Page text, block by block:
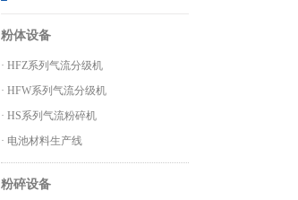
粉体设备
· HFZ系列气流分级机
· HFW系列气流分级机
· HS系列气流粉碎机
· 电池材料生产线
粉碎设备